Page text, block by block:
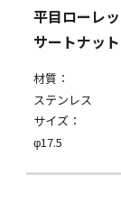
平目ローレ
サートナット
材質：
ステンレス
サイズ：
φ17.5